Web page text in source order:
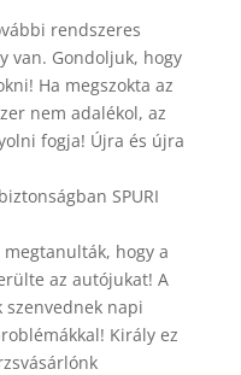
rendszeres
van. Gondoljuk, hogy
Ha megszokta az
nem adalékol, az
fogja! Újra és újra
SPURI
hogy a
az autójukat! A
napi
Király ez